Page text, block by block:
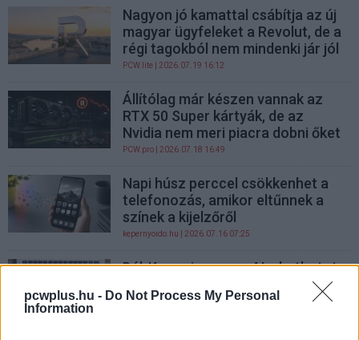
pcwplus.hu - Do Not Process My Personal
Information
Nagyon jó kamattal csábítja az új
magyar ügyfeleket a Revolut, de a
régi tagokból nem mindenki jár jól
PCW.lite | 2026.07.19 16:12
Állítólag már készen vannak az
RTX 50 Super kártyák, de az
Nvidia nem meri piacra dobni őket
PCW.pro | 2026.07.18 16:49
Napi húsz perccel csökkenhet a
telefonozás, amikor eltűnnek a
színek a kijelzőről
kepernyoido.hu | 2026.07.16 07:25
Dél-Korea ingyenes AI-chatbotot
PCW.lite| 2026.07.16 07:16